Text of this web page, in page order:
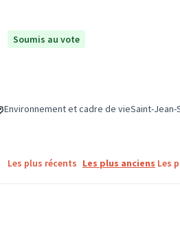
Soumis au vote
Filtrer les résultats de la catégorie :
Environnement et cadre de vieFiltrer les
Saint-Jean-
Les plus récents Les plus anciens Les